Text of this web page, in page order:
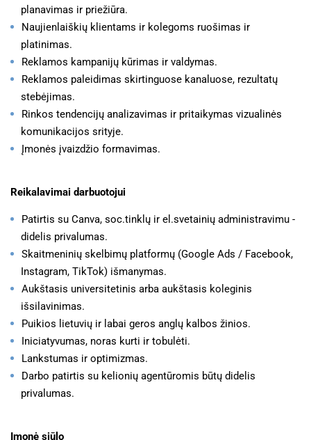
planavimas ir priežiūra.
Naujienlaiškių klientams ir kolegoms ruošimas ir
platinimas.
Reklamos kampanijų kūrimas ir valdymas.
Reklamos paleidimas skirtinguose kanaluose, rezultatų
stebėjimas.
Rinkos tendencijų analizavimas ir pritaikymas vizualinės
komunikacijos srityje.
Įmonės įvaizdžio formavimas.
Reikalavimai darbuotojui
Patirtis su Canva, soc.tinklų ir el.svetainių administravimu -
didelis privalumas.
Skaitmeninių skelbimų platformų (Google Ads / Facebook,
Instagram, TikTok) išmanymas.
Aukštasis universitetinis arba aukštasis koleginis
išsilavinimas.
Puikios lietuvių ir labai geros anglų kalbos žinios.
Iniciatyvumas, noras kurti ir tobulėti.
Lankstumas ir optimizmas.
Darbo patirtis su kelionių agentūromis būtų didelis
privalumas.
Įmonė siūlo